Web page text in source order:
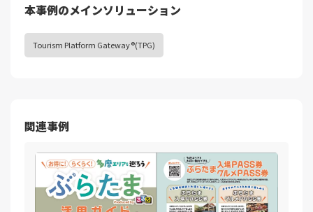
本事例のメインソリューション
Tourism Platform Gateway®(TPG)
関連事例